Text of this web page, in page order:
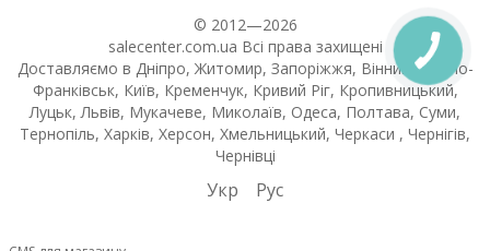
© 2012—2026
salecenter.com.ua Всі права захищені
Доставляємо в Дніпро, Житомир, Запоріжжя, Вінниця, Івано-
Франківськ, Київ, Кременчук, Кривий Ріг, Кропивницький,
Луцьк, Львів, Мукачеве, Миколаїв, Одеса, Полтава, Суми,
Тернопіль, Харків, Херсон, Хмельницький, Черкаси , Чернігів,
Чернівці
Укр Рус